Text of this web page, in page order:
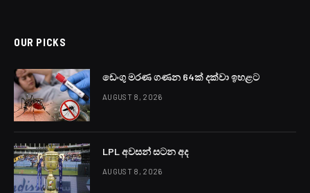
OUR PICKS
ඩෙංගු මරණ ගණන 64ක් දක්වා ඉහළට
AUGUST 8, 2026
LPL අවසන් සටන අද
AUGUST 8, 2026